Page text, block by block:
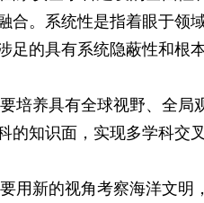
合。系统性是指着眼于领
足的具有系统隐蔽性和根
养具有全球视野、全局
的知识面，实现多学科交
新的视角考察海洋文明